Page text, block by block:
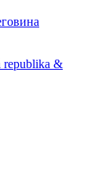
republika &